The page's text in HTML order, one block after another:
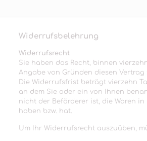
Widerrufsbelehrung
Widerrufsrecht
Sie haben das Recht, binnen
Angabe von Gründen diesen Vertrag
Die Widerrufsfrist beträgt vierzehn
an dem Sie oder ein von Ihnen
nicht der Beförderer ist, die Waren in
haben bzw. hat.
Um Ihr Widerrufsrecht auszuüben,